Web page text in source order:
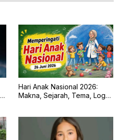
Hari Anak Nasional 2026:
Makna, Sejarah, Tema, Logo,